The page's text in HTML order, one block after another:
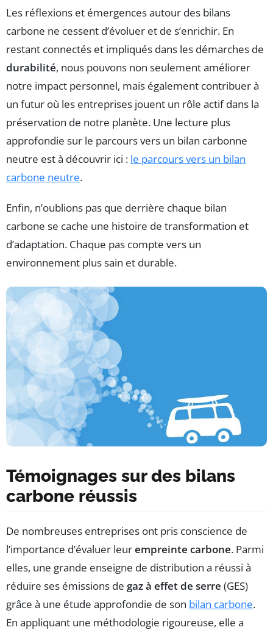
Les réflexions et émergences autour des bilans
carbone ne cessent d’évoluer et de s’enrichir. En
restant connectés et impliqués dans les démarches de
durabilité, nous pouvons non seulement améliorer
notre impact personnel, mais également contribuer à
un futur où les entreprises jouent un rôle actif dans la
préservation de notre planète. Une lecture plus
approfondie sur le parcours vers un bilan carbonne
neutre est à découvrir ici : le parcours vers un bilan
carbone neutre.
Enfin, n’oublions pas que derrière chaque bilan
carbone se cache une histoire de transformation et
d’adaptation. Chaque pas compte vers un
environnement plus sain et durable.
Témoignages sur des bilans
carbone réussis
De nombreuses entreprises ont pris conscience de
l’importance d’évaluer leurempreinte carbone. Parmi
elles, une grande enseigne de distribution a réussi à
réduire ses émissions de gaz à effet de serre (GES)
grâce à une étude approfondie de son bilan carbone.
En appliquant une méthodologie rigoureuse, elle a